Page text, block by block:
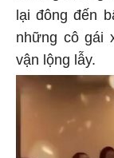
lại đông đến
những cô gái
vận lộng lẫy.